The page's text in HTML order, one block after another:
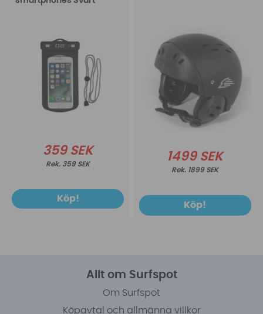
359 SEK
359 SEK
Köp!
1499 SEK
1899 SEK
Köp!
Allt om Surfspot
Om Surfspot
Köpavtal och allmänna villkor